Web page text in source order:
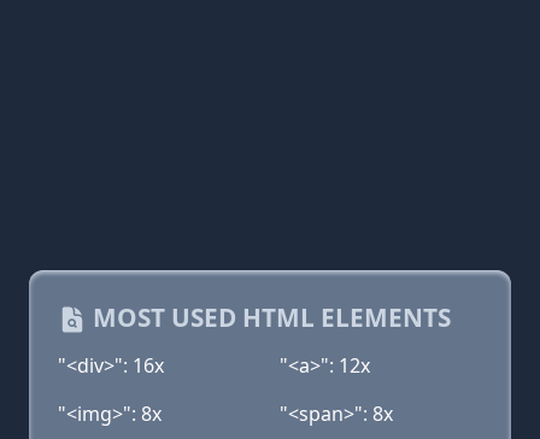
MOST USED HTML ELEMENTS
"<div>": 16x
"<a>": 12x
"<img>": 8x
"<span>": 8x